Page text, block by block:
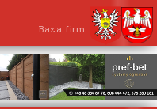
Baza firm